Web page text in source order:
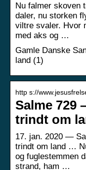
Nu falmer skoven
daler, nu storken
viltre svaler. Hvor
med aks og …
Gamle Danske
land (1)
http s://
Salme 729
trindt om
17. jan. 2020 —
trindt om land …
og fuglestemmen
strand, ham …